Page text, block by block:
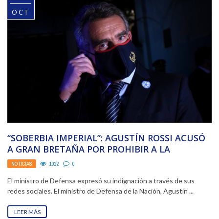
OCT
“SOBERBIA IMPERIAL”: AGUSTÍN ROSSI ACUSÓ
A GRAN BRETAÑA POR PROHIBIR A LA
ARGENTINA LA COMPRA ...
NOTICIAS 1022 0
El ministro de Defensa expresó su indignación a través de sus
redes sociales. El ministro de Defensa de la Nación, Agustín ...
LEER MÁS